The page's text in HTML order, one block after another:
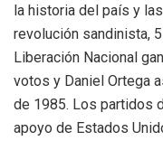
la historia del país y
revolución sandinista,
Liberación Nacional
votos y Daniel Ortega
de 1985. Los partidos
apoyo de Estados